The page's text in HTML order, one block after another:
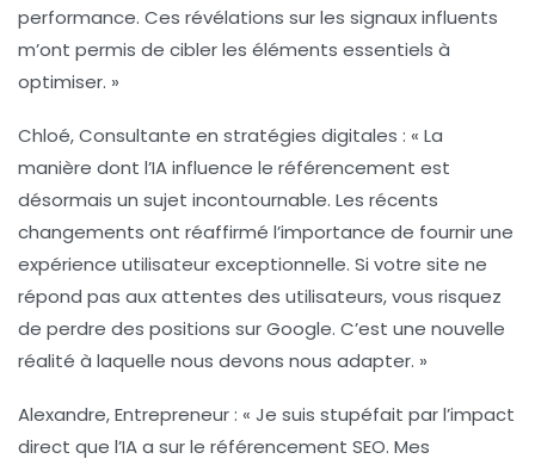
performance. Ces révélations sur les signaux influents
m’ont permis de cibler les éléments essentiels à
optimiser. »
Chloé, Consultante en stratégies digitales : « La
manière dont l’IA influence le référencement est
désormais un sujet incontournable. Les récents
changements ont réaffirmé l’importance de fournir une
expérience utilisateur exceptionnelle. Si votre site ne
répond pas aux attentes des utilisateurs, vous risquez
de perdre des positions sur Google. C’est une nouvelle
réalité à laquelle nous devons nous adapter. »
Alexandre, Entrepreneur : « Je suis stupéfait par l’impact
direct que l’IA a sur le référencement SEO. Mes